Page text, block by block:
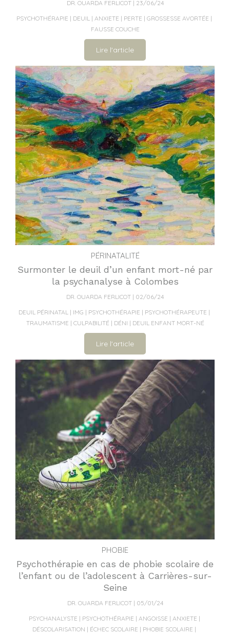
DR. OUARDA FERLICOT
23/06/24
PSYCHOTHÉRAPIE
DEUIL ANXIETE PERTE
GROSSESSE AVORTÉE
FAUSSE COUCHE
Lire l'article
PÉRINATALITÉ
Surmonter le deuil d’un enfant mort-né par
la psychanalyse à Colombes
DR. OUARDA FERLICOT
02/06/24
DEUIL PÉRINATAL
IMG PSYCHOTHÉRAPIE
PSYCHOTHÉRAPEUTE
TRAUMATISME
CULPABILITÉ DÉNI DEUIL ENFANT MORT-NÉ
Lire l'article
PHOBIE
Psychothérapie en cas de phobie scolaire de
l’enfant ou de l’adolescent à Carrières-sur-
Seine
DR. OUARDA FERLICOT
05/01/24
PSYCHANALYSTE
PSYCHOTHÉRAPIE ANGOISSE
ANXIETE
DÉSCOLARISATION
ÉCHEC SCOLAIRE
PHOBIE SCOLAIRE